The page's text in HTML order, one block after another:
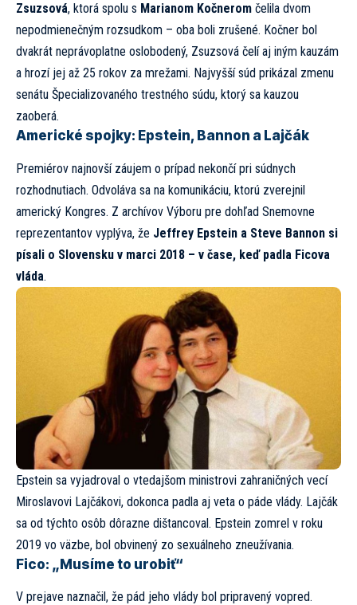
Zsuzsová, ktorá spolu s Marianom Kočnerom čelila dvom
nepodmienečným rozsudkom – oba boli zrušené. Kočner bol
dvakrát neprávoplatne oslobodený, Zsuzsová čelí aj iným kauzám
a hrozí jej až 25 rokov za mrežami. Najvyšší súd prikázal zmenu
senátu Špecializovaného trestného súdu, ktorý sa kauzou
zaoberá.
Americké spojky: Epstein, Bannon a Lajčák
Premiérov najnovší záujem o prípad nekončí pri súdnych
rozhodnutiach. Odvoláva sa na komunikáciu, ktorú zverejnil
americký Kongres. Z archívov Výboru pre dohľad Snemovne
reprezentantov vyplýva, že Jeffrey Epstein a Steve Bannon si
písali o Slovensku v marci 2018 – v čase, keď padla Ficova
vláda.
Epstein sa vyjadroval o vtedajšom ministrovi zahraničných vecí
Miroslavovi Lajčákovi, dokonca padla aj veta o páde vlády. Lajčák
sa od týchto osôb dôrazne dištancoval. Epstein zomrel v roku
2019 vo väzbe, bol obvinený zo sexuálneho zneužívania.
Fico: „Musíme to urobiť“
V prejave naznačil, že pád jeho vlády bol pripravený vopred.